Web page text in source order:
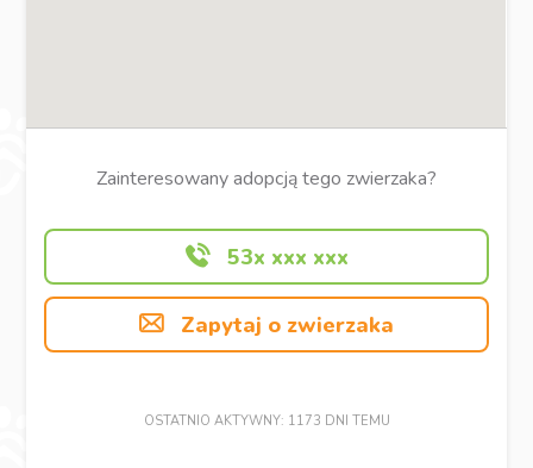
Zainteresowany adopcją tego zwierzaka?
53x xxx xxx
Zapytaj o zwierzaka
OSTATNIO AKTYWNY: 1173 DNI TEMU